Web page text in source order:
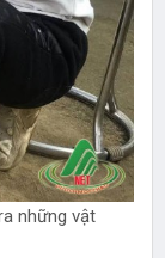
những vật